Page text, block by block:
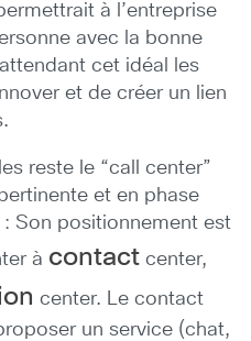
à l’entreprise
avec la bonne
cet idéal les
et de créer un lien
reste le “call center”
et en phase
Son positionnement est
à contact center,
center. Le contact
un service (chat,